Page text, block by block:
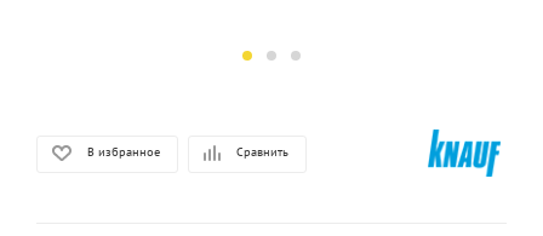
В избранное Сравнить